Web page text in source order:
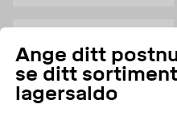
Ange ditt
se ditt
lagersaldo